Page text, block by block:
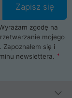
pamięci,
Ci wybrać
do komputera.
na rynku
Samsung i
możesz
Zapisz się
zgodę na
mojego
się i
newslettera.